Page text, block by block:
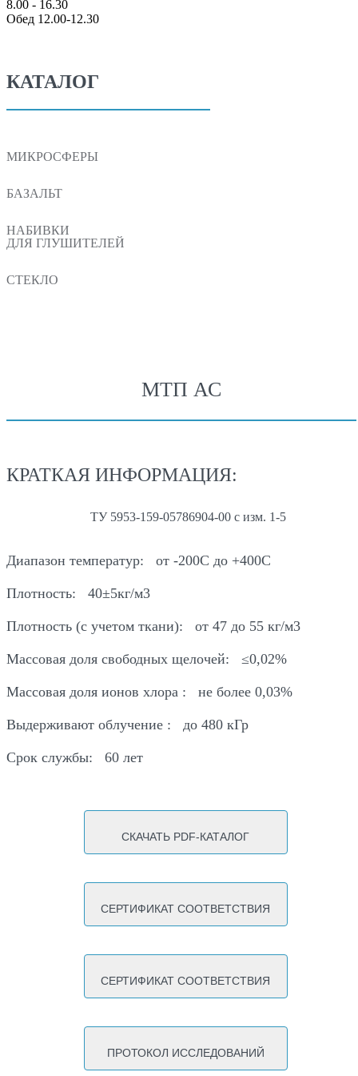
8.00 - 16.30
Обед 12.00-12.30
КАТАЛОГ
МИКРОСФЕРЫ
БАЗАЛЬТ
НАБИВКИ
ДЛЯ ГЛУШИТЕЛЕЙ
СТЕКЛО
МТП АС
КРАТКАЯ ИНФОРМАЦИЯ:
ТУ 5953-159-05786904-00 с изм. 1-5
Диапазон температур: от -200С до +400С
Плотность: 40±5кг/м3
Плотность (с учетом ткани): от 47 до 55 кг/м3
Массовая доля свободных щелочей: ≤0,02%
Массовая доля ионов хлора : не более 0,03%
Выдерживают облучение : до 480 кГр
Срок службы: 60 лет
СКАЧАТЬ PDF-КАТАЛОГ
СЕРТИФИКАТ СООТВЕТСТВИЯ
СЕРТИФИКАТ СООТВЕТСТВИЯ
ПРОТОКОЛ ИССЛЕДОВАНИЙ